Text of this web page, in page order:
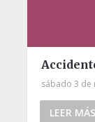
sábado 3 de
LEER MÁS